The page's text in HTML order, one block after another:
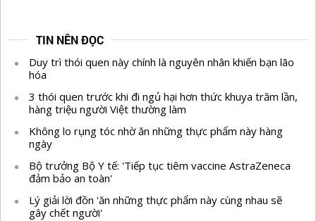
TIN NÊN ĐỌC
Duy trì thói quen này chính là nguyên nhân khiến bạn lão
hóa
3 thói quen trước khi đi ngủ hại hơn thức khuya trăm lần,
hàng triệu người Việt thường làm
Không lo rụng tóc nhờ ăn những thực phẩm này hàng
ngày
Bộ trưởng Bộ Y tế: 'Tiếp tục tiêm vaccine AstraZeneca
đảm bảo an toàn'
Lý giải lời đồn 'ăn những thực phẩm này cùng nhau sẽ
gây chết người'